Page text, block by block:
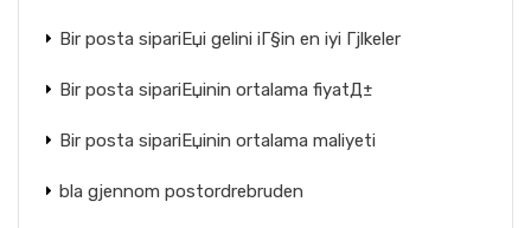
Bir posta sipariЕџi gelini iГ§in en iyi Гјlkeler
Bir posta sipariЕџinin ortalama fiyatД±
Bir posta sipariЕџinin ortalama maliyeti
bla gjennom postordrebruden